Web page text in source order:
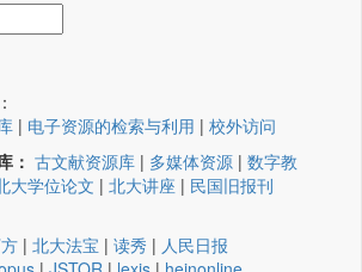
| 电子资源的检索与利用 | 校外访问
： 古文献资源库 | 多媒体资源 | 数字教
大学位论文 | 北大讲座 | 民国旧报刊
| 北大法宝 | 读秀 | 人民日报